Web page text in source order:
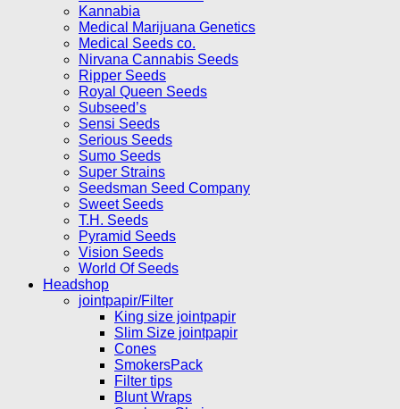
Kannabia
Medical Marijuana Genetics
Medical Seeds co.
Nirvana Cannabis Seeds
Ripper Seeds
Royal Queen Seeds
Subseed’s
Sensi Seeds
Serious Seeds
Sumo Seeds
Super Strains
Seedsman Seed Company
Sweet Seeds
T.H. Seeds
Pyramid Seeds
Vision Seeds
World Of Seeds
Headshop
jointpapir/Filter
King size jointpapir
Slim Size jointpapir
Cones
SmokersPack
Filter tips
Blunt Wraps